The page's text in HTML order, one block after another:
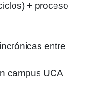
+ proceso
entre
campus UCA